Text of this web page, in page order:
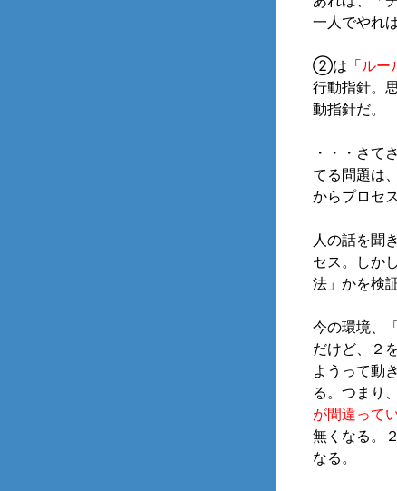
一人でやれ
②は「ルー
行動指針。
動指針だ。
・・・さて
てる問題は
からプロセ
人の話を聞
セス。しか
法」かを検
今の環境、
だけど、２
ようって動
る。つまり
が間違って
無くなる。
なる。